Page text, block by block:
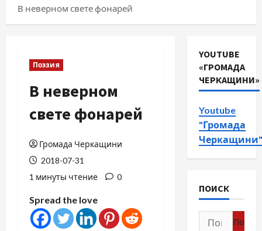
В неверном свете фонарей
Поэзия
В неверном
свете фонарей
Громада Черкащини
2018-07-31
1 минуты чтение
0
Spread the love
YOUTUBE
«ГРОМАДА
ЧЕРКАЩИНИ»
Youtube
"Громада
Черкащини"
ПОИСК
Найти: